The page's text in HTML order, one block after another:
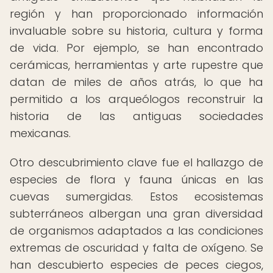
región y han proporcionado información
invaluable sobre su historia, cultura y forma
de vida. Por ejemplo, se han encontrado
cerámicas, herramientas y arte rupestre que
datan de miles de años atrás, lo que ha
permitido a los arqueólogos reconstruir la
historia de las antiguas sociedades
mexicanas.
Otro descubrimiento clave fue el hallazgo de
especies de flora y fauna únicas en las
cuevas sumergidas. Estos ecosistemas
subterráneos albergan una gran diversidad
de organismos adaptados a las condiciones
extremas de oscuridad y falta de oxígeno. Se
han descubierto especies de peces ciegos,